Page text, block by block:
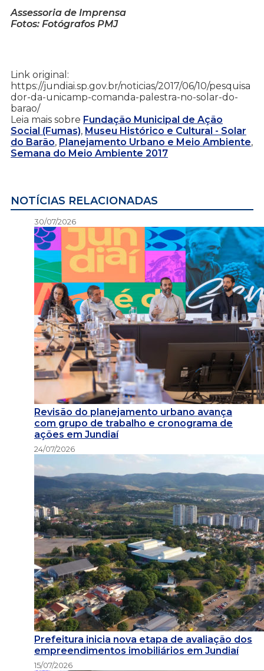
Assessoria de Imprensa
Fotos: Fotógrafos PMJ
Link original:
https://jundiai.sp.gov.br/noticias/2017/06/10/pesquisa
dor-da-unicamp-comanda-palestra-no-solar-do-
barao/
Leia mais sobre Fundação Municipal de Ação
Social (Fumas), Museu Histórico e Cultural - Solar
do Barão, Planejamento Urbano e Meio Ambiente,
Semana do Meio Ambiente 2017
NOTÍCIAS RELACIONADAS
30/07/2026
Revisão do planejamento urbano avança
com grupo de trabalho e cronograma de
ações em Jundiaí
24/07/2026
Prefeitura inicia nova etapa de avaliação dos
empreendimentos imobiliários em Jundiaí
15/07/2026